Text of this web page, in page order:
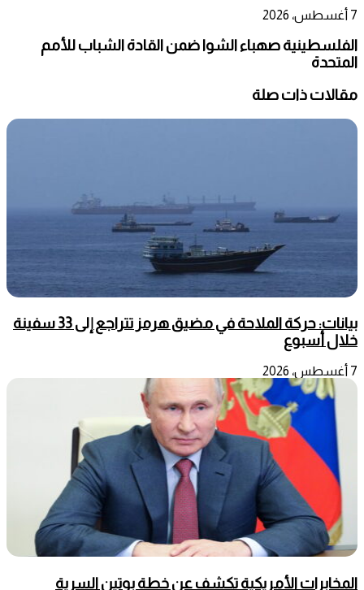
7 أغسطس، 2026
الفلسطينية صهباء الشوا ضمن القادة الشباب للأمم
المتحدة
مقالات ذات صلة
بيانات: حركة الملاحة في مضيق هرمز تتراجع إلى 33 سفينة
خلال أسبوع
7 أغسطس، 2026
المخابرات الأمريكية تكشف عن خطة بوتين السرية